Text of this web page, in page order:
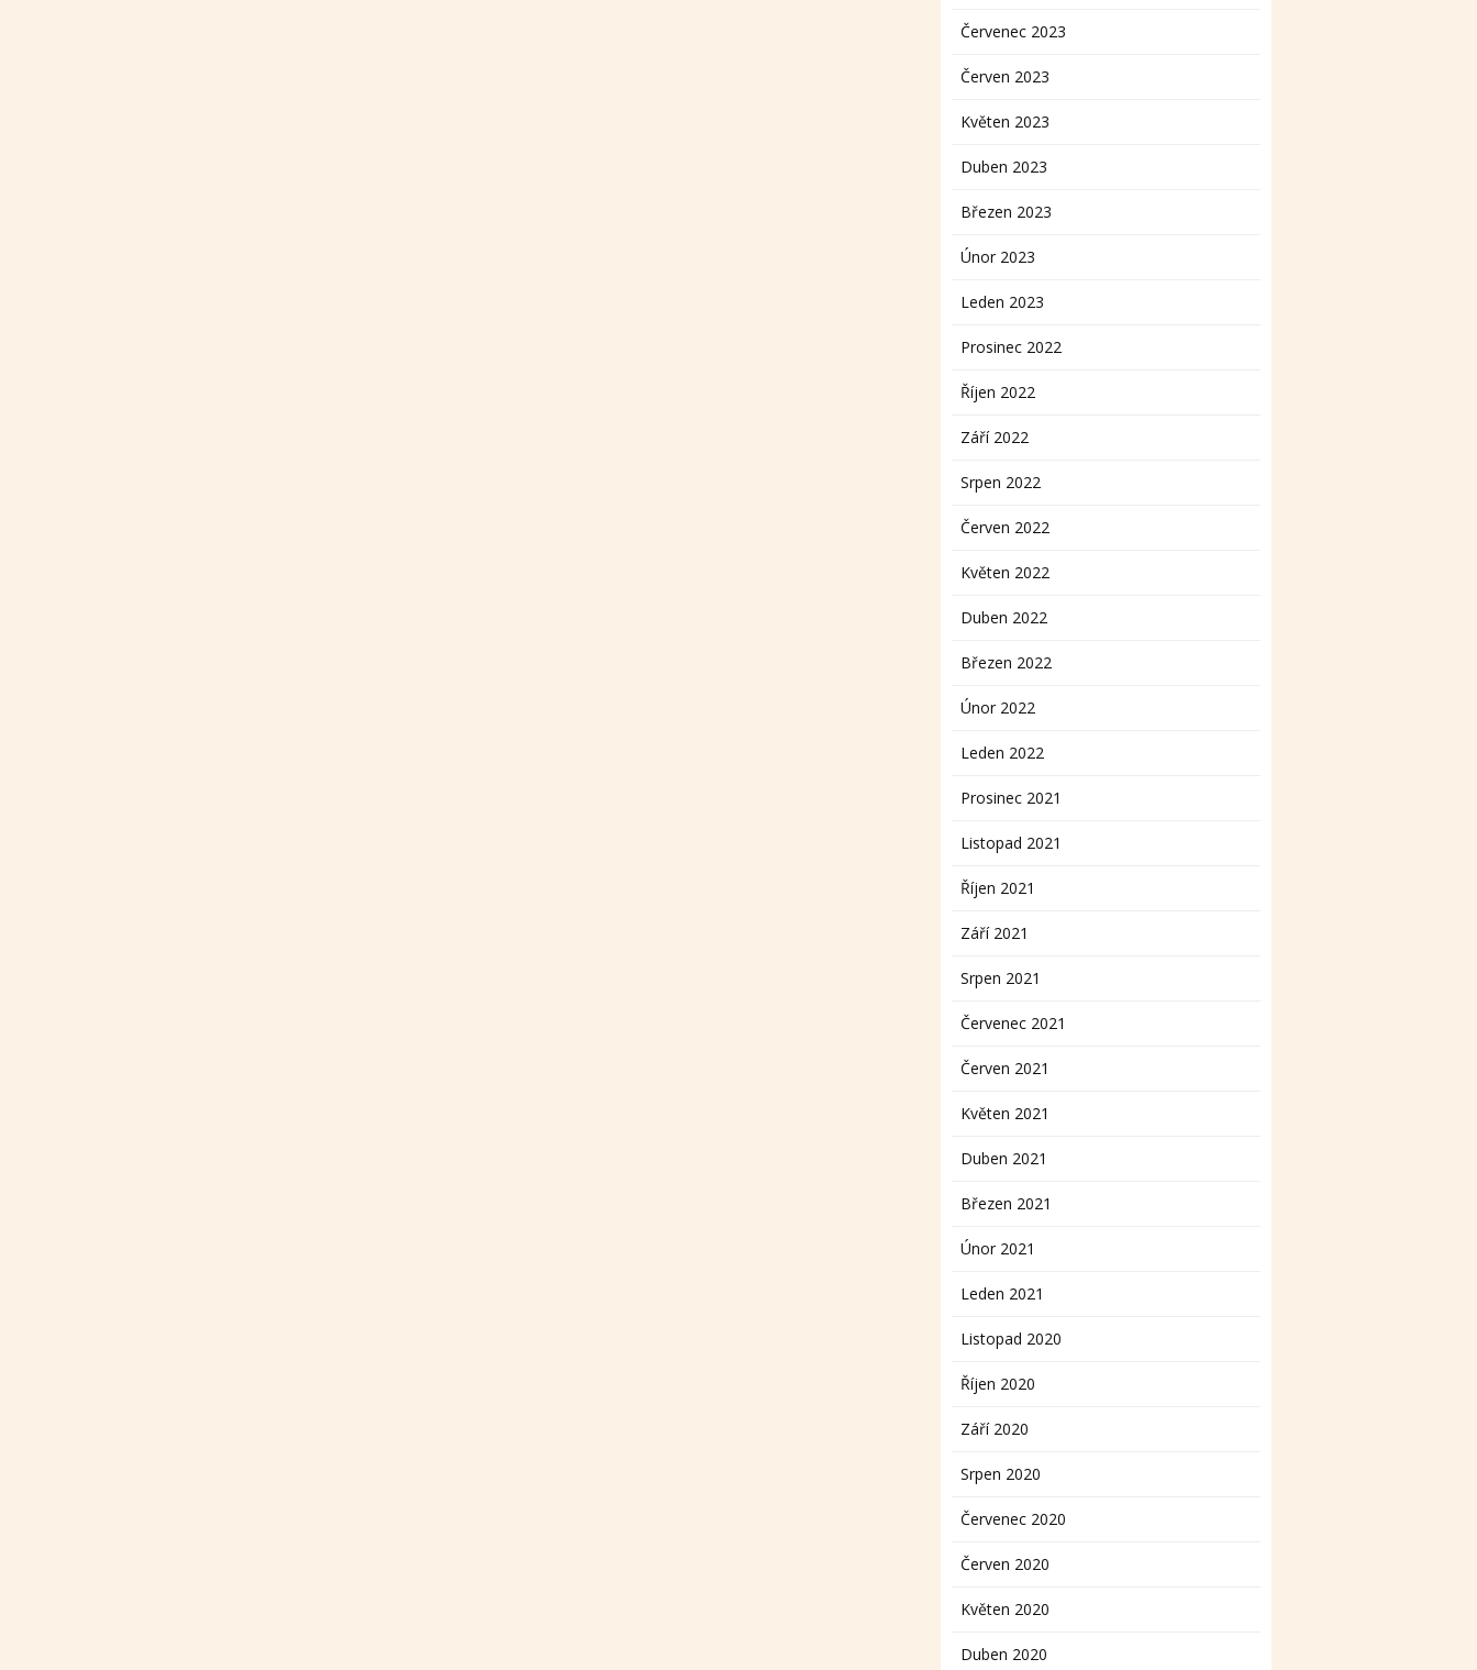
Červenec 2023
Červen 2023
Květen 2023
Duben 2023
Březen 2023
Únor 2023
Leden 2023
Prosinec 2022
Říjen 2022
Září 2022
Srpen 2022
Červen 2022
Květen 2022
Duben 2022
Březen 2022
Únor 2022
Leden 2022
Prosinec 2021
Listopad 2021
Říjen 2021
Září 2021
Srpen 2021
Červenec 2021
Červen 2021
Květen 2021
Duben 2021
Březen 2021
Únor 2021
Leden 2021
Listopad 2020
Říjen 2020
Září 2020
Srpen 2020
Červenec 2020
Červen 2020
Květen 2020
Duben 2020